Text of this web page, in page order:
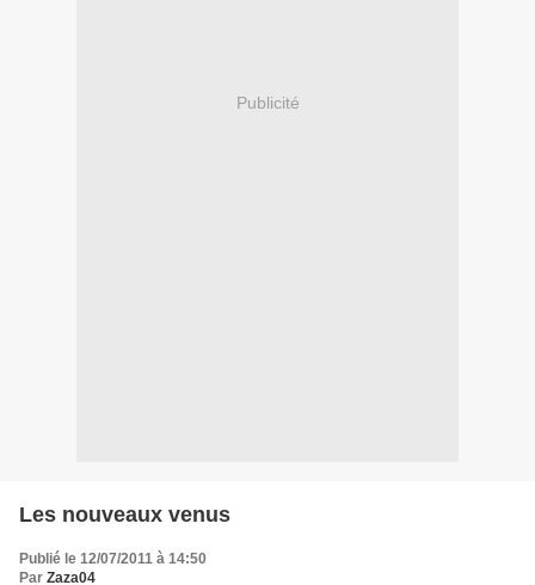
Publicité
Les nouveaux venus
Publié le 12/07/2011 à 14:50
Par Zaza04